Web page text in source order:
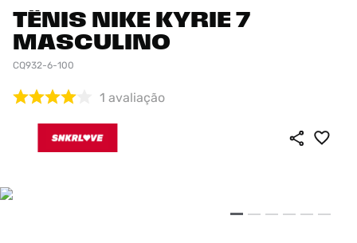
TÊNIS NIKE KYRIE 7
MASCULINO
CQ932-6-100
1 avaliação